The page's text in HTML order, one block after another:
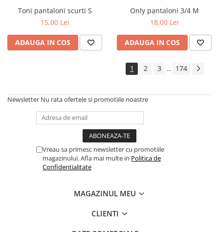
Toni pantaloni scurti S
15,00 Lei
ADAUGA IN COS
Only pantaloni 3/4 M
18,00 Lei
ADAUGA IN COS
1 2 3 ... 174
Newsletter Nu rata ofertele si promotiile noastre
Vreau sa primesc newsletter cu promotiile
magazinului. Afla mai multe in Politica de
Confidentialitate
MAGAZINUL MEU
CLIENTI